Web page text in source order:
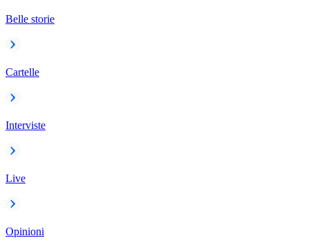
Belle storie
Cartelle
Interviste
Live
Opinioni